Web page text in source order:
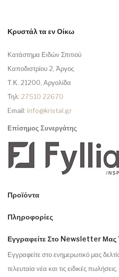
Κρυστάλ τα εν Οίκω
Κατάστημα Ειδών Σπιτιού
Καποδιστρίου 2, Άργος
Τ.Κ. 21200, Αργολίδα
Τηλ: 27510 22670
Email: info@kristal.gr
Επίσημος Συνεργάτης
Προϊόντα
Πληροφορίες
Εγγραφείτε Στο Newsletter
Εγγραφείτε στο ενημερωτικό μας
τελευταία νέα και τις ειδικές